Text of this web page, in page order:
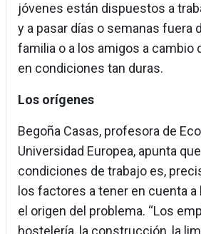
jóvenes están dispuestos a
y a pasar días o semanas fuera
familia o a los amigos a cambio
en condiciones tan duras.
Los orígenes
Begoña Casas, profesora de
Universidad Europea, apunta
condiciones de trabajo es,
los factores a tener en cuenta a
el origen del problema. “Los
hostelería, la construcción, la